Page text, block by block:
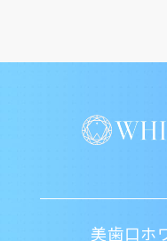
美歯口ホ